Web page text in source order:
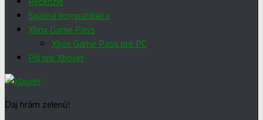
Spätná kompatibilita
Xbox Game Pass
Xbox Game Pass pre PC
Píš pre Xboxer
Daj hrám zelenú!